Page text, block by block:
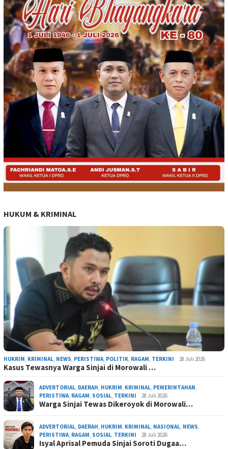
HUKUM & KRIMINAL
HUKRIM, KRIMINAL, NEWS, PERISTIWA, POLITIK, RAGAM, TERKINI 28 Juli 2026
Kasus Tewasnya Warga Sinjai di Morowali …
ADVERTORIAL, DAERAH, HUKRIM, KRIMINAL, PEMERINTAHAN,
PERISTIWA, RAGAM, SOSIAL, TERKINI 28 Juli 2026
Warga Sinjai Tewas Dikeroyok di Morowali…
ADVERTORIAL, DAERAH, HUKRIM, KRIMINAL, NASIONAL, NEWS,
PERISTIWA, RAGAM, SOSIAL, TERKINI 28 Juli 2026
Isyal Aprisal Pemuda Sinjai Soroti Dugaa…